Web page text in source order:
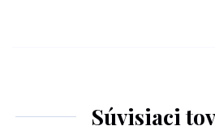
Súvisiaci